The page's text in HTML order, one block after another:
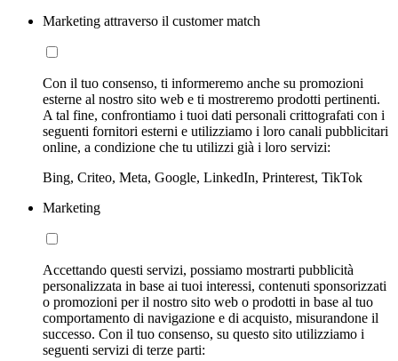
Marketing attraverso il customer match
Con il tuo consenso, ti informeremo anche su promozioni
esterne al nostro sito web e ti mostreremo prodotti pertinenti.
A tal fine, confrontiamo i tuoi dati personali crittografati con i
seguenti fornitori esterni e utilizziamo i loro canali pubblicitari
online, a condizione che tu utilizzi già i loro servizi:
Bing, Criteo, Meta, Google, LinkedIn, Printerest, TikTok
Marketing
Accettando questi servizi, possiamo mostrarti pubblicità
personalizzata in base ai tuoi interessi, contenuti sponsorizzati
o promozioni per il nostro sito web o prodotti in base al tuo
comportamento di navigazione e di acquisto, misurandone il
successo. Con il tuo consenso, su questo sito utilizziamo i
seguenti servizi di terze parti: